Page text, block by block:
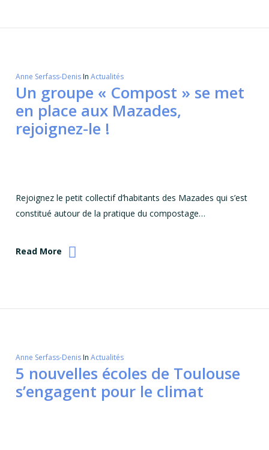
Anne Serfass-DenisIn Actualités
Un groupe « Compost » se met
en place aux Mazades,
rejoignez-le !
Rejoignez le petit collectif d’habitants des Mazades qui s’est
constitué autour de la pratique du compostage…
Read More
Anne Serfass-DenisIn Actualités
5 nouvelles écoles de Toulouse
s’engagent pour le climat